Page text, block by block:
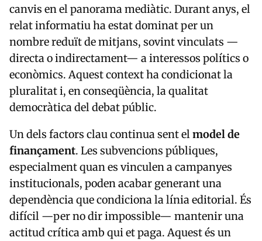
canvis en el panorama mediàtic. Durant anys, el
relat informatiu ha estat dominat per un
nombre reduït de mitjans, sovint vinculats —
directa o indirectament— a interessos polítics o
econòmics. Aquest context ha condicionat la
pluralitat i, en conseqüència, la qualitat
democràtica del debat públic.
Un dels factors clau continua sent elmodel de
finançament. Les subvencions públiques,
especialment quan es vinculen a campanyes
institucionals, poden acabar generant una
dependència que condiciona la línia editorial. És
difícil —per no dir impossible— mantenir una
actitud crítica amb qui et paga. Aquest és un